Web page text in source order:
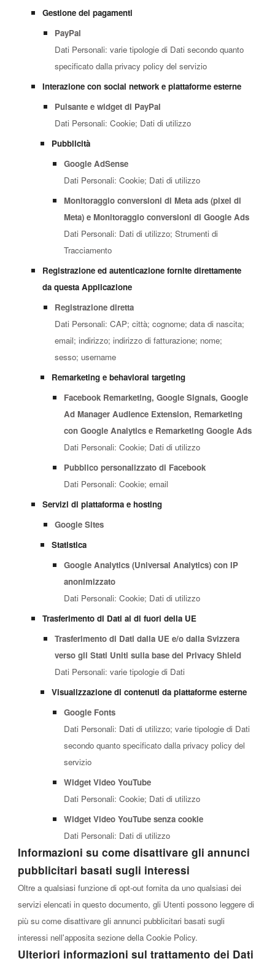
Gestione dei pagamenti
PayPal
Dati Personali: varie tipologie di Dati secondo quanto
specificato dalla privacy policy del servizio
Interazione con social network e piattaforme esterne
Pulsante e widget di PayPal
Dati Personali: Cookie; Dati di utilizzo
Pubblicità
Google AdSense
Dati Personali: Cookie; Dati di utilizzo
Monitoraggio conversioni di Meta ads (pixel di
Meta) e Monitoraggio conversioni di Google Ads
Dati Personali: Dati di utilizzo; Strumenti di
Tracciamento
Registrazione ed autenticazione fornite direttamente
da questa Applicazione
Registrazione diretta
Dati Personali: CAP; città; cognome; data di nascita;
email; indirizzo; indirizzo di fatturazione; nome;
sesso; username
Remarketing e behavioral targeting
Facebook Remarketing, Google Signals, Google
Ad Manager Audience Extension, Remarketing
con Google Analytics e Remarketing Google Ads
Dati Personali: Cookie; Dati di utilizzo
Pubblico personalizzato di Facebook
Dati Personali: Cookie; email
Servizi di piattaforma e hosting
Google Sites
Statistica
Google Analytics (Universal Analytics) con IP
anonimizzato
Dati Personali: Cookie; Dati di utilizzo
Trasferimento di Dati al di fuori della UE
Trasferimento di Dati dalla UE e/o dalla Svizzera
verso gli Stati Uniti sulla base del Privacy Shield
Dati Personali: varie tipologie di Dati
Visualizzazione di contenuti da piattaforme esterne
Google Fonts
Dati Personali: Dati di utilizzo; varie tipologie di Dati
secondo quanto specificato dalla privacy policy del
servizio
Widget Video YouTube
Dati Personali: Cookie; Dati di utilizzo
Widget Video YouTube senza cookie
Dati Personali: Dati di utilizzo
Informazioni su come disattivare gli annunci
pubblicitari basati sugli interessi
Oltre a qualsiasi funzione di opt-out fornita da uno qualsiasi dei
servizi elencati in questo documento, gli Utenti possono leggere di
più su come disattivare gli annunci pubblicitari basati sugli
interessi nell'apposita sezione della Cookie Policy.
Ulteriori informazioni sul trattamento dei Dati